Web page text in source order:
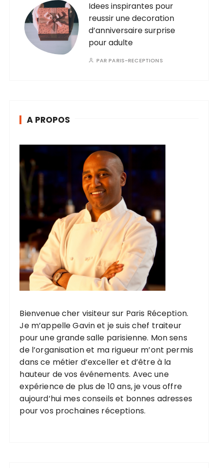
Idees inspirantes pour
reussir une decoration
d’anniversaire surprise
pour adulte
PARPARIS-RECEPTIONS
A PROPOS
Bienvenue cher visiteur sur Paris Réception.
Je m’appelle Gavin et je suis chef traiteur
pour une grande salle parisienne. Mon sens
de l’organisation et ma rigueur m’ont permis
dans ce métier d’exceller et d’être à la
hauteur de vos événements. Avec une
expérience de plus de 10 ans, je vous offre
aujourd’hui mes conseils et bonnes adresses
pour vos prochaines réceptions.